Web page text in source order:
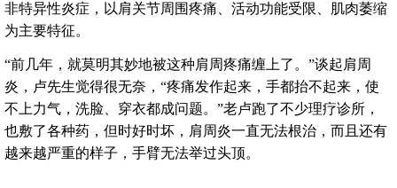
非特异性炎症，以肩关节周围疼痛、活动功能受限、肌肉萎缩
为主要特征。
“前几年，就莫明其妙地被这种肩周疼痛缠上了。”谈起肩周
炎，卢先生觉得很无奈，“疼痛发作起来，手都抬不起来，使
不上力气，洗脸、穿衣都成问题。”老卢跑了不少理疗诊所，
也敷了各种药，但时好时坏，肩周炎一直无法根治，而且还有
越来越严重的样子，手臂无法举过头顶。